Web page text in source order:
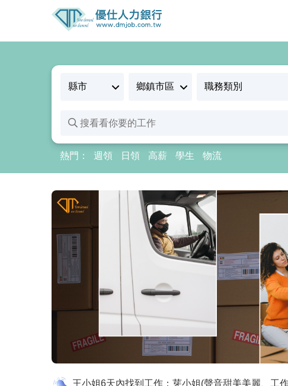
熱門： 週領 日領 高薪 學生 物流
許小姐3天內找到工作：推薦芽小姐，熱心服務、
※面試時，請勿交付提款卡及密碼、存摺、信用卡
劉小姐4天內找到工作：周小姐 貼心 細心 並且耐
李小姐1天內找到工作：柯小姐服務態度很讚，也
王小姐6天內找到工作：芽小姐(聲音甜美美麗、工